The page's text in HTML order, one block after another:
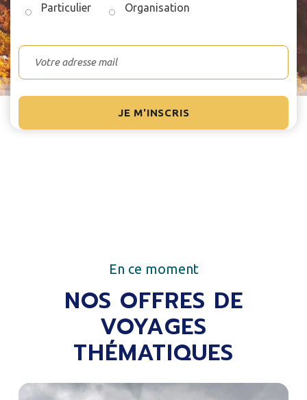
Particulier Organisation
En ce moment
NOS OFFRES DE
VOYAGES
THÉMATIQUES